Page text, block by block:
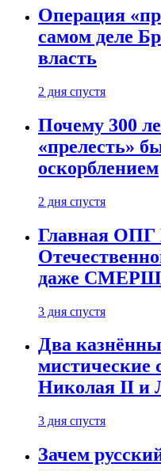
Операция
самом деле
власть
2 дня спустя
Почему 300
«прелесть»
оскорблением
2 дня спустя
Главная ОПГ
даже СМЕРШ
3 дня спустя
Два
мистические
Николая II и
3 дня спустя
Зачем